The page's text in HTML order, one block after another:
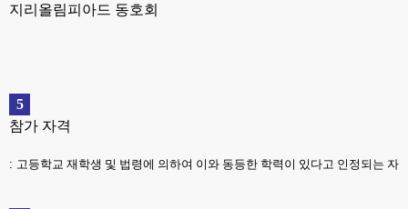
지리올림피아드 동호회
5
참가 자격
: 고등학교 재학생 및 법령에 의하여 이와 동등한 학력이 있다고 인정되는 자